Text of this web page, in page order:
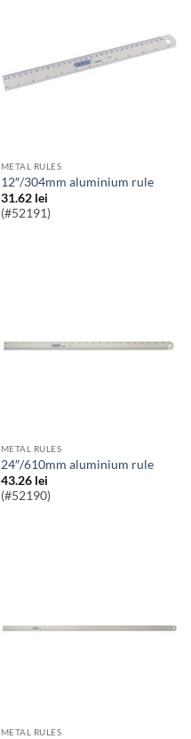
METAL RULES
12″/304mm aluminium rule
31.62 lei
(#52191)
METAL RULES
24″/610mm aluminium rule
43.26 lei
(#52190)
METAL RULES